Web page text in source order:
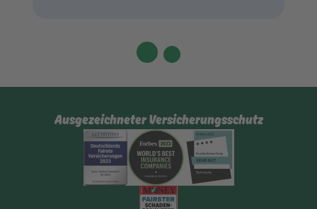
Ausgezeichneter Versicherungsschutz